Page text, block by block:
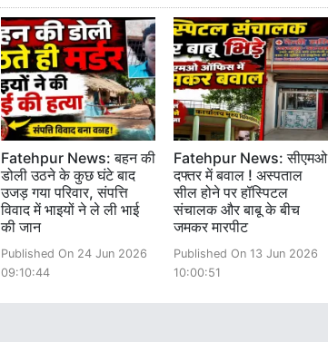
Fatehpur News: बहन की
डोली उठने के कुछ घंटे बाद
उजड़ गया परिवार, संपत्ति
विवाद में भाइयों ने ले ली भाई
की जान
Published On 24 Jun 2026
09:10:44
Fatehpur News: सीएमओ
दफ्तर में बवाल ! अस्पताल
सील होने पर हॉस्पिटल
संचालक और बाबू के बीच
जमकर मारपीट
Published On 13 Jun 2026
10:00:51